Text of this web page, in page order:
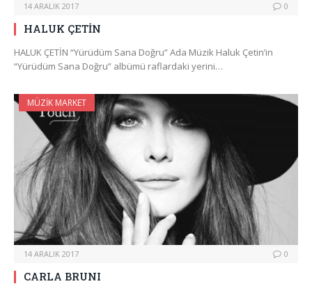
14 ARALIK 2017 0
HALUK ÇETİN
HALUK ÇETİN “Yürüdüm Sana Doğru” Ada Müzik Haluk Çetin’in
“Yürüdüm Sana Doğru” albümü raflardaki yerini…
MÜZIK MARKET
14 ARALIK 2017 0
CARLA BRUNI